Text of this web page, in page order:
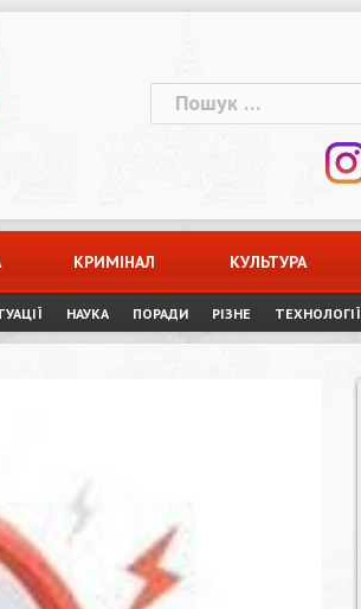
Пошук:
КРИМІНАЛ КУЛЬТУРА
НАУКА ПОРАДИ РІЗНЕ ТЕХНОЛОГІЇ